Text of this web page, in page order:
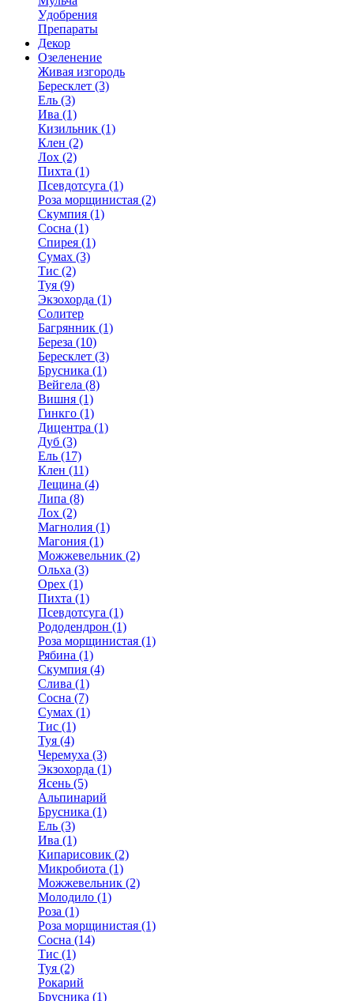
Удобрения
Препараты
Декор
Озеленение
Живая изгородь
Бересклет (3)
Ель (3)
Ива (1)
Кизильник (1)
Клен (2)
Лох (2)
Пихта (1)
Псевдотсуга (1)
Роза морщинистая (2)
Скумпия (1)
Сосна (1)
Спирея (1)
Сумах (3)
Тис (2)
Туя (9)
Экзохорда (1)
Солитер
Багрянник (1)
Береза (10)
Бересклет (3)
Брусника (1)
Вейгела (8)
Вишня (1)
Гинкго (1)
Дицентра (1)
Дуб (3)
Ель (17)
Клен (11)
Лещина (4)
Липа (8)
Лох (2)
Магнолия (1)
Магония (1)
Можжевельник (2)
Ольха (3)
Орех (1)
Пихта (1)
Псевдотсуга (1)
Рододендрон (1)
Роза морщинистая (1)
Рябина (1)
Скумпия (4)
Слива (1)
Сосна (7)
Сумах (1)
Тис (1)
Туя (4)
Черемуха (3)
Экзохорда (1)
Ясень (5)
Альпинарий
Брусника (1)
Ель (3)
Ива (1)
Кипарисовик (2)
Микробиота (1)
Можжевельник (2)
Молодило (1)
Роза (1)
Роза морщинистая (1)
Сосна (14)
Тис (1)
Туя (2)
Рокарий
Брусника (1)